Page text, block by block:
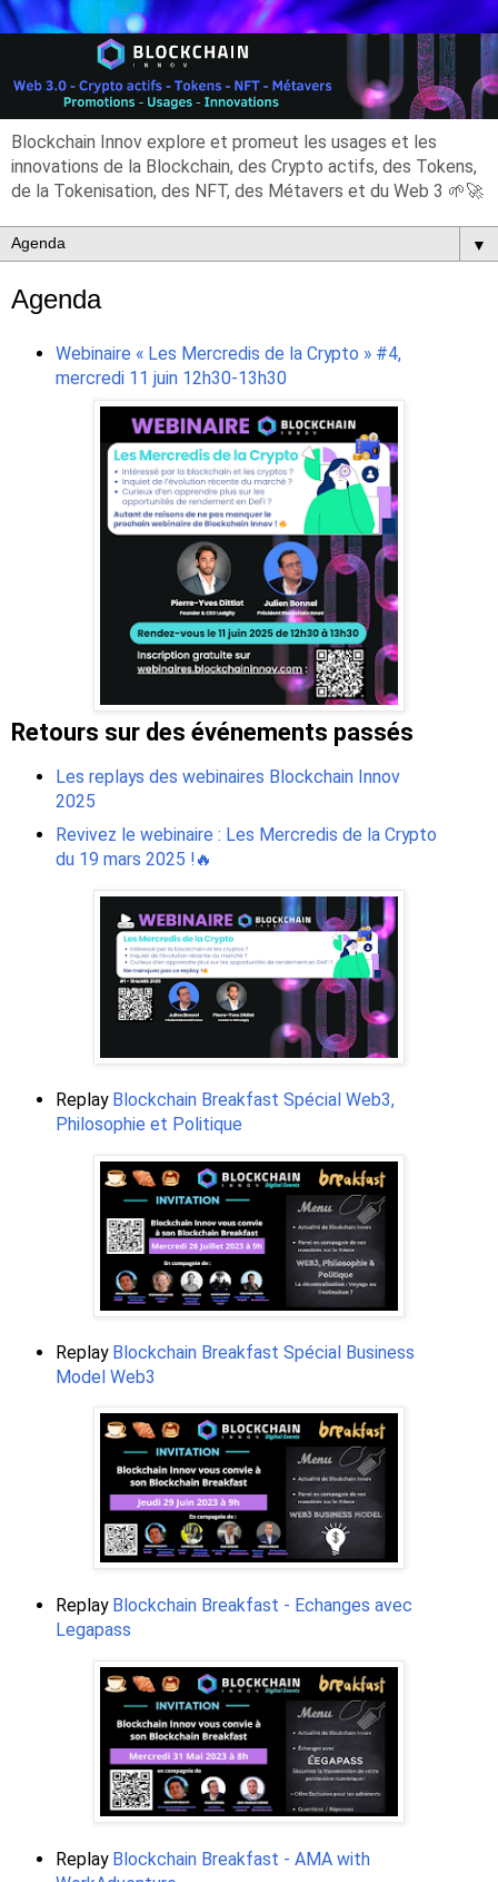
Blockchain Innov explore et promeut les usages et les
innovations de la Blockchain, des Crypto actifs, des Tokens,
de la Tokenisation, des NFT, des Métavers et du Web 3 🌱🚀
▼
Agenda
Webinaire « Les Mercredis de la Crypto » #4,
mercredi 11 juin 12h30-13h30
Retours sur des événements passés
Les replays des webinaires Blockchain Innov
2025
Revivez le webinaire : Les Mercredis de la Crypto
du 19 mars 2025 !🔥
Replay Blockchain Breakfast Spécial Web3,
Philosophie et Politique
Replay Blockchain Breakfast Spécial Business
Model Web3
Replay Blockchain Breakfast - Echanges avec
Legapass
Replay Blockchain Breakfast - AMA with